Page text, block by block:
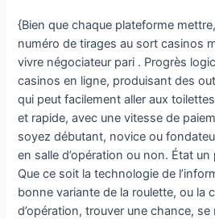
{Bien que chaque plateforme
numéro de tirages au sort casinos
vivre négociateur pari . Progrès
casinos en ligne, produisant des
qui peut facilement aller aux
et rapide, avec une vitesse de
soyez débutant, novice ou
en salle d’opération ou non. État
Que ce soit la technologie de
bonne variante de la roulette, ou la
d’opération, trouver une chance,